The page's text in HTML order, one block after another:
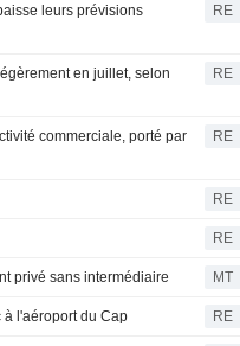
leurs prévisions
RE
en juillet, selon
RE
commerciale, porté par
RE
RE
RE
privé sans intermédiaire MT
à l'aéroport du Cap RE